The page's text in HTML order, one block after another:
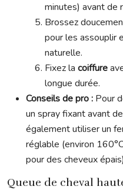
minutes) avant de
Brossez
pour les assouplir
naturelle.
Fixez la coiffure
longue durée.
Conseils de pro : Pour
un spray fixant avant
également utiliser un
réglable (environ
pour des cheveux
Queue de cheval